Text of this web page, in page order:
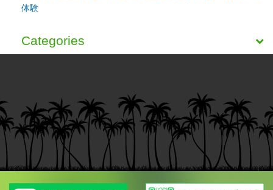
体験
Categories